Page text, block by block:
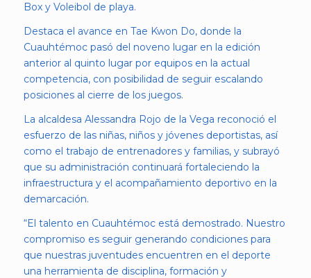
Box y Voleibol de playa.
Destaca el avance en Tae Kwon Do, donde la
Cuauhtémoc pasó del noveno lugar en la edición
anterior al quinto lugar por equipos en la actual
competencia, con posibilidad de seguir escalando
posiciones al cierre de los juegos.
La alcaldesa Alessandra Rojo de la Vega reconoció el
esfuerzo de las niñas, niños y jóvenes deportistas, así
como el trabajo de entrenadores y familias, y subrayó
que su administración continuará fortaleciendo la
infraestructura y el acompañamiento deportivo en la
demarcación.
“El talento en Cuauhtémoc está demostrado. Nuestro
compromiso es seguir generando condiciones para
que nuestras juventudes encuentren en el deporte
una herramienta de disciplina, formación y